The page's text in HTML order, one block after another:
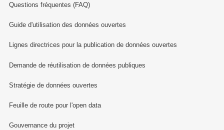
Questions fréquentes (FAQ)
Guide d'utilisation des données ouvertes
Lignes directrices pour la publication de données ouvertes
Demande de réutilisation de données publiques
Stratégie de données ouvertes
Feuille de route pour l'open data
Gouvernance du projet